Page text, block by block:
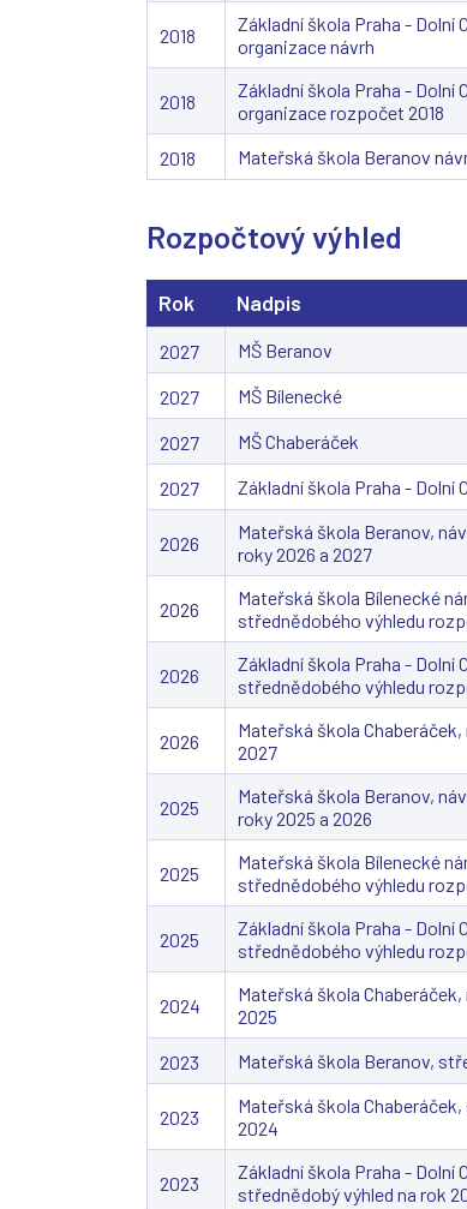
2018
Základní škola Praha - Dolní
organizace návrh
2018
Základní škola Praha - Dolní
organizace rozpočet 2018
2018 Mateřská škola Beranov
Rozpočtový výhled
Rok Nadpis
2027 MŠ Beranov
2027 MŠ Bílenecké
2027 MŠ Chaberáček
2027 Základní škola Praha - Dolní
2026
Mateřská škola Beranov,
roky 2026 a 2027
2026
Mateřská škola Bílenecké
střednědobého výhledu
2026
Základní škola Praha - Dolní
střednědobého výhledu
2026
Mateřská škola
2027
2025
Mateřská škola Beranov,
roky 2025 a 2026
2025
Mateřská škola Bílenecké
střednědobého výhledu
2025
Základní škola Praha - Dolní
střednědobého výhledu
2024
Mateřská škola
2025
2023 Mateřská škola Beranov,
2023
Mateřská škola
2024
2023
Základní škola Praha - Dolní
střednědobý výhled na rok